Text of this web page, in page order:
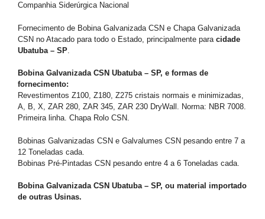
Companhia Siderúrgica Nacional
Fornecimento de Bobina Galvanizada CSN e Chapa Galvanizada
CSN no Atacado para todo o Estado, principalmente para cidade
Ubatuba – SP
Bobina Galvanizada CSN Ubatuba – SP, e formas de
fornecimento:
Revestimentos Z100, Z180, Z275 cristais normais e minimizadas,
A, B, X, ZAR 280, ZAR 345, ZAR 230 DryWall. Norma: NBR 7008.
Primeira linha. Chapa Rolo CSN.
Bobinas Galvanizadas CSN e Galvalumes CSN pesando entre 7 a
12 Toneladas cada.
Bobinas Pré-Pintadas CSN pesando entre 4 a 6 Toneladas cada.
Bobina Galvanizada CSN Ubatuba – SP, ou material importado
de outras Usinas.